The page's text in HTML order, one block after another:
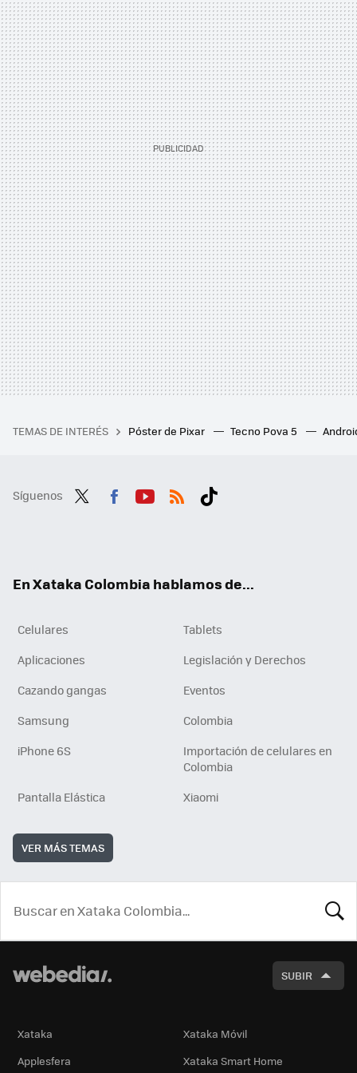
TEMAS DE INTERÉS Póster de Pixar Tecno Pova 5
Síguenos
En Xataka Colombia hablamos de...
Celulares
Tablets
Aplicaciones
Legislación y Derechos
Cazando gangas
Eventos
Samsung
Colombia
iPhone 6S
Importación de celulares en
Colombia
Pantalla Elástica
Xiaomi
VER MÁS TEMAS
SUBIR
Xataka
Xataka Móvil
Applesfera
Xataka Smart Home